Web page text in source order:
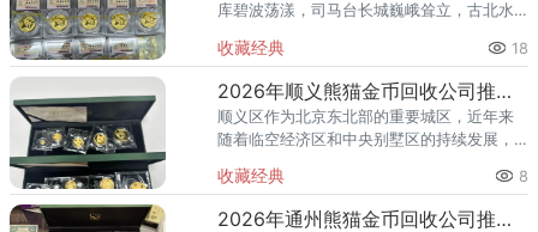
库碧波荡漾，司马台长城巍峨耸立，古北水
的土地上，越来越多的人开始关注钱币收
藏，熊猫金币凭借其国家法定货币
收藏经典 18
2026年顺义熊猫金币回收公司推荐 顺义回收熊猫金币渠道
顺义区作为北京东北部的重要城区，近年来
随着临空经济区和中央别墅区的持续发展，
量也在稳步增长。然而，不少顺义藏家在考
虑出手熊猫金币时，总会遇到一
收藏经典 8
2026年通州熊猫金币回收公司推荐 通州出手熊猫金币藏家该选哪家？